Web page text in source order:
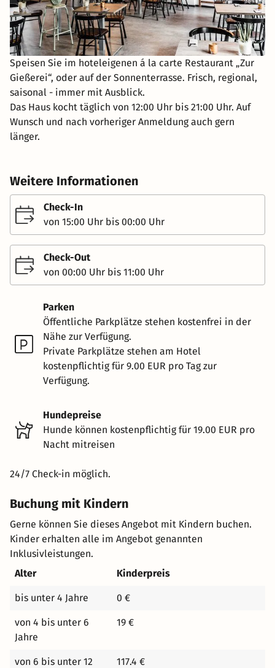
Speisen Sie im hoteleigenen á la carte Restaurant „Zur
Gießerei“, oder auf der Sonnenterrasse. Frisch, regional,
saisonal - immer mit Ausblick.
Das Haus kocht täglich von 12:00 Uhr bis 21:00 Uhr. Auf
Wunsch und nach vorheriger Anmeldung auch gern
länger.
Weitere Informationen
Check-In
von 15:00 Uhr bis 00:00 Uhr
Check-Out
von 00:00 Uhr bis 11:00 Uhr
Parken
Öffentliche Parkplätze stehen kostenfrei in der
Nähe zur Verfügung.
Private Parkplätze stehen am Hotel
kostenpflichtig für 9.00 EUR pro Tag zur
Verfügung.
Hundepreise
Hunde können kostenpflichtig für 19.00 EUR pro
Nacht mitreisen
24/7 Check-in möglich.
Buchung mit Kindern
Gerne können Sie dieses Angebot mit Kindern buchen.
Kinder erhalten alle im Angebot genannten
Inklusivleistungen.
Alter
Kinderpreis
bis unter 4 Jahre 0 €
von 4 bis unter 6
Jahre
19 €
von 6 bis unter 12
117.4 €